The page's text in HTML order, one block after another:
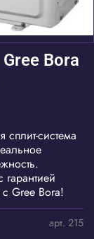
арт. 215
Bora
система
Gree Bora!